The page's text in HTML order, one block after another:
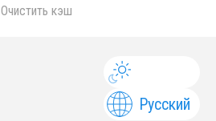
Очистить кэш
Русский